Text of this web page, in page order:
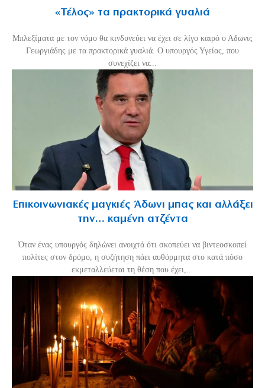
«Τέλος» τα πρακτορικά γυαλιά
Μπλεξίματα με τον νόμο θα κινδυνεύει να έχει σε λίγο καιρό ο Αδωνις
Γεωργιάδης με τα πρακτορικά γυαλιά. Ο υπουργός Υγείας, που
συνεχίζει να...
Επικοινωνιακές μαγκιές Άδωνι μπας και αλλάξει
την… καμένη ατζέντα
Όταν ένας υπουργός δηλώνει ανοιχτά ότι σκοπεύει να βιντεοσκοπεί
πολίτες στον δρόμο, η συζήτηση πάει αυθόρμητα στο κατά πόσο
εκμεταλλεύεται τη θέση που έχει,...